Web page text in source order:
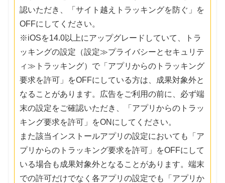
認いただき、「サイト越えトラッキングを防ぐ」を
OFFにしてください。
※iOSを14.0以上にアップグレードしていて、トラ
ッキングの設定（設定≫プライバシーとセキュリテ
ィ≫トラッキング）で「アプリからのトラッキング
要求を許可」をOFFにしている方は、成果対象外と
なることがあります。広告をご利用の前に、必ず端
末の設定をご確認いただき、「アプリからのトラッ
キング要求を許可」をONにしてください。
また該当インストールアプリの設定においても「ア
プリからのトラッキング要求を許可」をOFFにして
いる場合も成果対象外となることがあります。端末
での許可だけでなく各アプリの設定でも「アプリか